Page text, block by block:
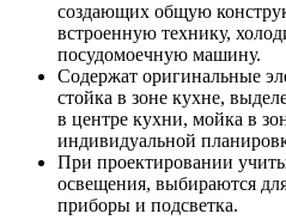
создающих общую
встроенную технику,
посудомоечную машину.
Содержат оригинальные
стойка в зоне кухне,
в центре кухни, мойка в
индивидуальной
При проектировании
освещения, выбираются
приборы и подсветка.